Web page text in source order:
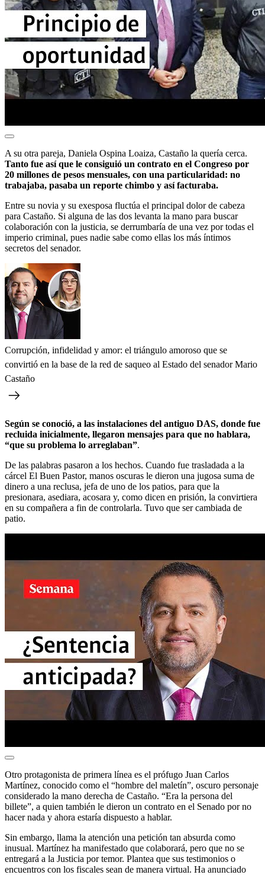
A su otra pareja, Daniela Ospina Loaiza, Castaño la quería cerca.
Tanto fue así que le consiguió un contrato en el Congreso por
20 millones de pesos mensuales, con una particularidad: no
trabajaba, pasaba un reporte chimbo y así facturaba.
Entre su novia y su exesposa fluctúa el principal dolor de cabeza
para Castaño. Si alguna de las dos levanta la mano para buscar
colaboración con la justicia, se derrumbaría de una vez por todas el
imperio criminal, pues nadie sabe como ellas los más íntimos
secretos del senador.
Corrupción, infidelidad y amor: el triángulo amoroso que se
convirtió en la base de la red de saqueo al Estado del senador Mario
Castaño
Según se conoció, a las instalaciones del antiguo DAS, donde fue
recluida inicialmente, llegaron mensajes para que no hablara,
“que su problema lo arreglaban”.
De las palabras pasaron a los hechos. Cuando fue trasladada a la
cárcel El Buen Pastor, manos oscuras le dieron una jugosa suma de
dinero a una reclusa, jefa de uno de los patios, para que la
presionara, asediara, acosara y, como dicen en prisión, la convirtiera
en su compañera a fin de controlarla. Tuvo que ser cambiada de
patio.
Otro protagonista de primera línea es el prófugo Juan Carlos
Martínez, conocido como el “hombre del maletín”, oscuro personaje
considerado la mano derecha de Castaño. “Era la persona del
billete”, a quien también le dieron un contrato en el Senado por no
hacer nada y ahora estaría dispuesto a hablar.
Sin embargo, llama la atención una petición tan absurda como
inusual. Martínez ha manifestado que colaborará, pero que no se
entregará a la Justicia por temor. Plantea que sus testimonios o
encuentros con los fiscales sean de manera virtual. Ha anunciado